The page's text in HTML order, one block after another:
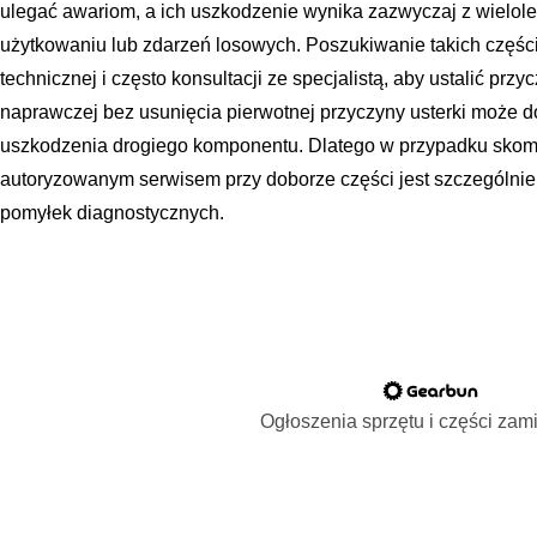
ulegać awariom, a ich uszkodzenie wynika zazwyczaj z
użytkowaniu lub zdarzeń losowych. Poszukiwanie takich
technicznej i często konsultacji ze specjalistą, aby ustalić
naprawczej bez usunięcia pierwotnej przyczyny usterki może
uszkodzenia drogiego komponentu. Dlatego w przypadku
autoryzowanym serwisem przy doborze części jest
pomyłek diagnostycznych.
Ogłoszenia sprzętu i części